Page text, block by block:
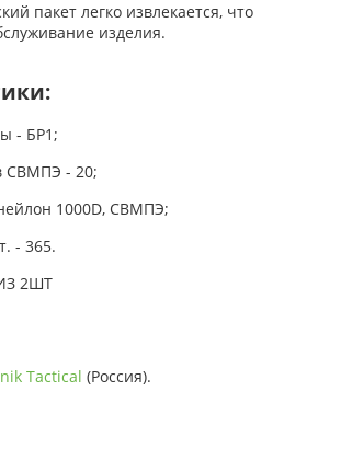
пакет легко извлекается, что
изделия.
- БР1;
СВМПЭ - 20;
1000D, СВМПЭ;
- 365.
2ШТ
Tactical (Россия).